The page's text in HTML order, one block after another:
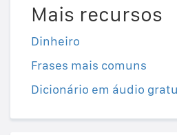
Mais recursos
Dinheiro
Frases mais comuns
Dicionário em áudio